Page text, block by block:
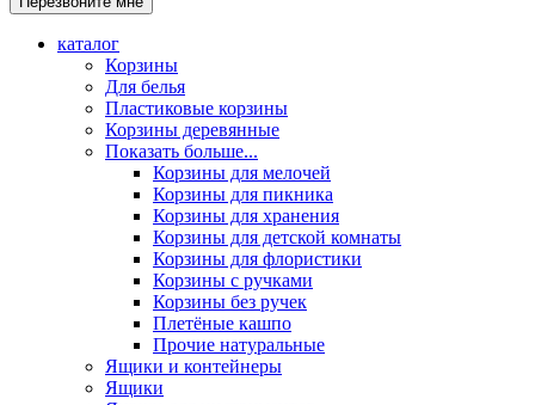
каталог
Корзины
Для белья
Пластиковые корзины
Корзины деревянные
Показать больше...
Корзины для мелочей
Корзины для пикника
Корзины для хранения
Корзины для детской комнаты
Корзины для флористики
Корзины с ручками
Корзины без ручек
Плетёные кашпо
Прочие натуральные
Ящики и контейнеры
Ящики